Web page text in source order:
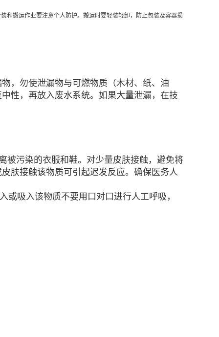
和搬运作业要注意个人防护。搬运时要轻装轻卸，防止包装及容器损
，勿使泄漏物与可燃物质（木材、纸、油
性，再放入废水系统。如果大量泄漏，在技
被污染的衣服和鞋。对少量皮肤接触，避免将
肤接触该物质可引起迟发反应。确保医务人
吸入该物质不要用口对口进行人工呼吸，